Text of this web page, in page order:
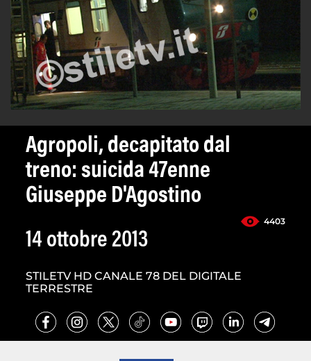
Agropoli, decapitato dal
treno: suicida 47enne
Giuseppe D'Agostino
4403
14 ottobre 2013
STILETV HD CANALE 78 DEL DIGITALE
TERRESTRE